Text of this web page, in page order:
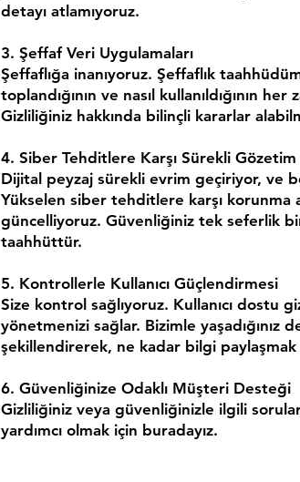
detayı atlamıyoruz.
3. Şeffaf Veri Uygulamaları
Şeffaflığa inanıyoruz. Şeffaflık
toplandığının ve nasıl kullanıldığının
Gizliliğiniz hakkında bilinçli kararlar
4. Siber Tehditlere Karşı Sürekli Gözetim
Dijital peyzaj sürekli evrim geçiriyor,
Yükselen siber tehditlere karşı
güncelliyoruz. Güvenliğiniz tek seferlik
taahhüttür.
5. Kontrollerle Kullanıcı Güçlendirmesi
Size kontrol sağlıyoruz. Kullanıcı dostu
yönetmenizi sağlar. Bizimle
şekillendirerek, ne kadar bilgi
6. Güvenliğinize Odaklı Müşteri Desteği
Gizliliğiniz veya güvenliğinizle ilgili
yardımcı olmak için buradayız.